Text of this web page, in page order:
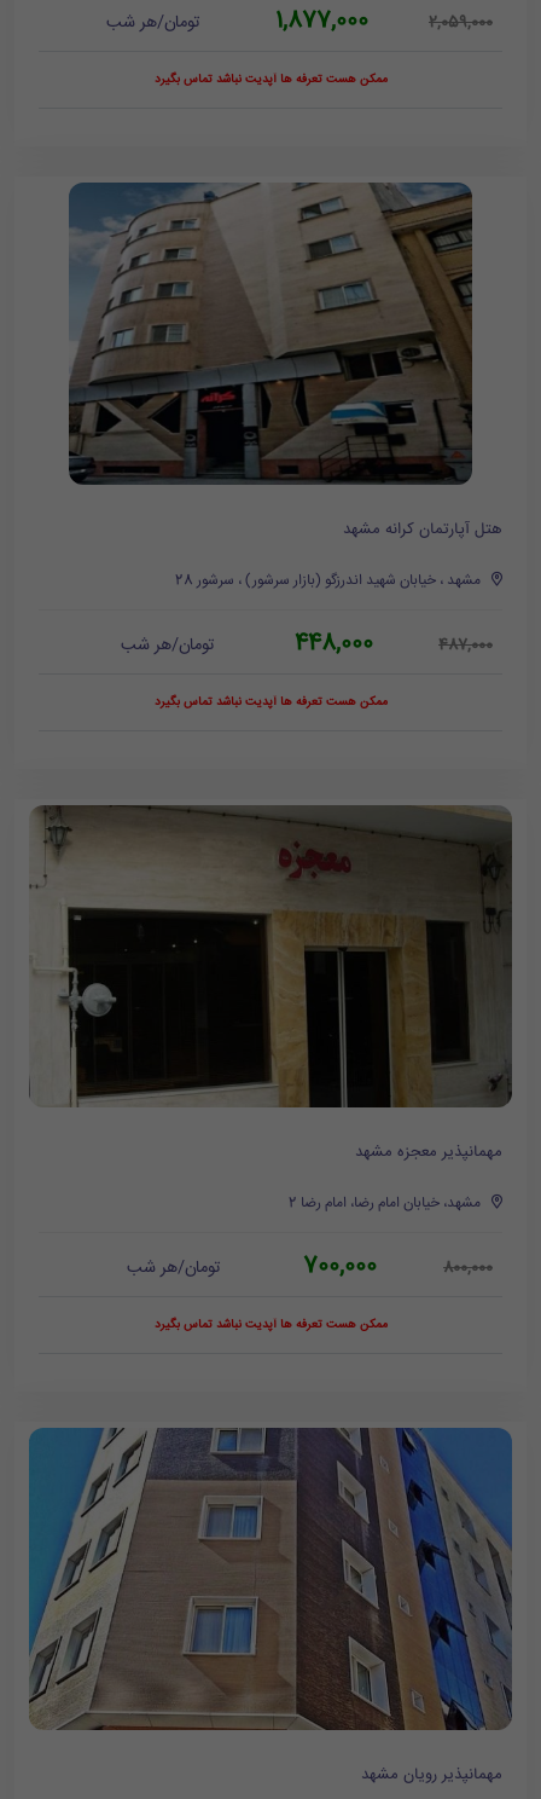
2,059,000
1,877,000 تومان/هر شب
ممکن هست تعرفه ها آپدیت نباشد تماس بگیرد
هتل آپارتمان کرانه مشهد
مشهد ، خیابان شهید اندرزگو (بازار سرشور) ، سرشور 28
487,000
448,000 تومان/هر شب
ممکن هست تعرفه ها آپدیت نباشد تماس بگیرد
مهمانپذیر معجزه مشهد
مشهد، خیابان امام رضا، امام رضا 2
800,000
700,000 تومان/هر شب
ممکن هست تعرفه ها آپدیت نباشد تماس بگیرد
مهمانپذیر رویان مشهد